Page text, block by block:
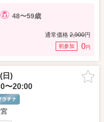
48〜59歳
通常価格 2,900円
初参加 0円
日)
〜20:00